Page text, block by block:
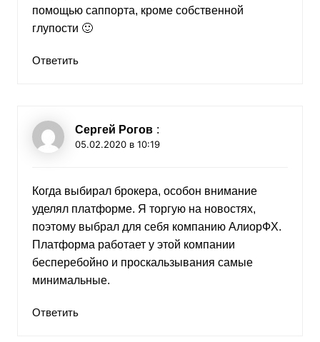
помощью саппорта, кроме собственной
глупости 🙂
Ответить
Сергей Рогов :
05.02.2020 в 10:19
Когда выбирал брокера, особон внимание
уделял платформе. Я торгую на новостях,
поэтому выбрал для себя компанию АлиорФХ.
Платформа работает у этой компании
бесперебойно и проскальзывания самые
минимальные.
Ответить